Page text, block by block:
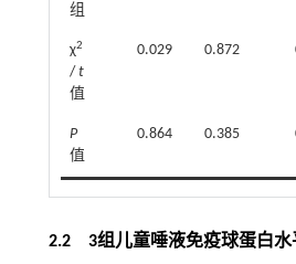
组
χ2
/ t
值
0.029 0.872
P
值
0.864 0.385
2.2 3组儿童唾液免疫球蛋白水